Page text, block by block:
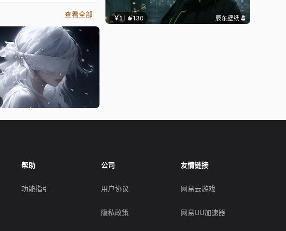
查看全部 ￥1 130 辰东壁纸
帮助
功能指引
公司
用户协议
隐私政策
友情链接
网易云游戏
网易UU加速器